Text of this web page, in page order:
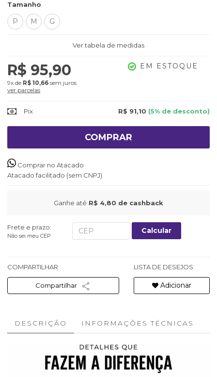
Tamanho
P M G
Ver tabela de medidas
R$ 95,90
9x de R$ 10,66 sem juros
ver parcelas
EM ESTOQUE
Pix R$ 91,10 (5% de desconto)
COMPRAR
Comprar no Atacado
Atacado facilitado (sem CNPJ)
Ganhe até R$ 4,80 de cashback
Frete e prazo:
Não sei meu CEP
Calcular
COMPARTILHAR
Compartilhar
LISTA DE DESEJOS
Adicionar
DESCRIÇÃO INFORMAÇÕES TÉCNICAS